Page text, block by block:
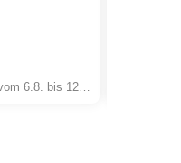
solange Vorrat.